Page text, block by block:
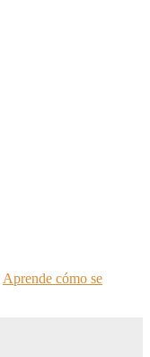
Aprende cómo se